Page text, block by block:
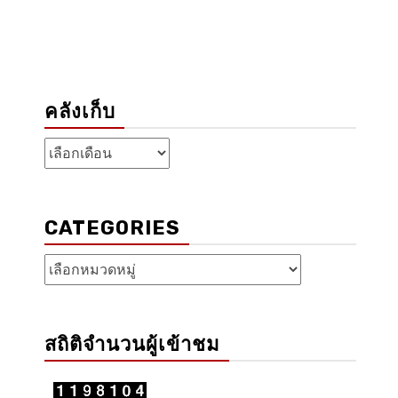
คลังเก็บ
คลัง
เก็บ
CATEGORIES
Categories
สถิติจำนวนผู้เข้าชม